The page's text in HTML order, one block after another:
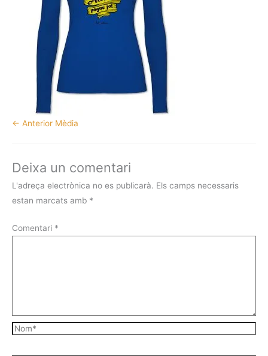
← Anterior Mèdia
Deixa un comentari
L'adreça electrònica no es publicarà. Els camps necessaris
estan marcats amb *
Comentari *
Nom*